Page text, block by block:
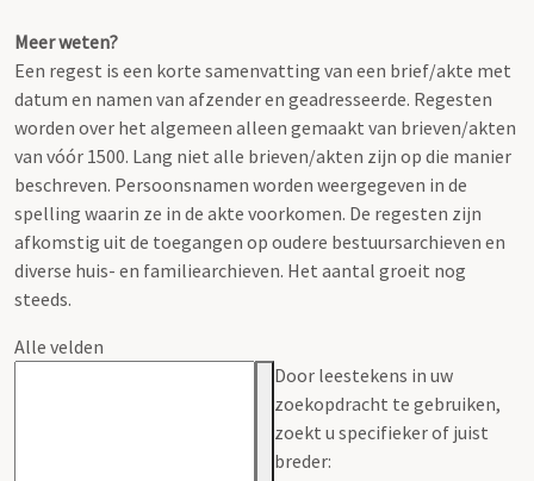
Meer weten?
Een regest is een korte samenvatting van een brief/akte met
datum en namen van afzender en geadresseerde. Regesten
worden over het algemeen alleen gemaakt van brieven/akten
van vóór 1500. Lang niet alle brieven/akten zijn op die manier
beschreven. Persoonsnamen worden weergegeven in de
spelling waarin ze in de akte voorkomen. De regesten zijn
afkomstig uit de toegangen op oudere bestuursarchieven en
diverse huis- en familiearchieven. Het aantal groeit nog
steeds.
Alle velden
Door leestekens in uw
zoekopdracht te gebruiken,
zoekt u specifieker of juist
breder: